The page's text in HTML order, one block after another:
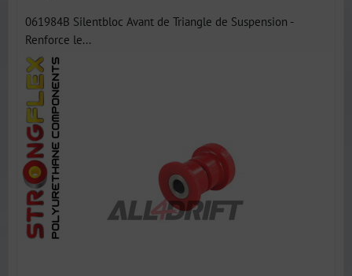
061984B Silentbloc Avant de Triangle de Suspension -
Renforce le...